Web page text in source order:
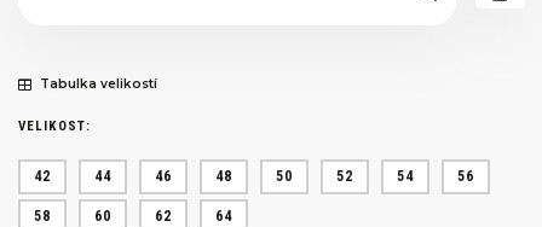
Tabulka velikostí
VELIKOST:
42 44 46 48 50 52 54 56
58 60 62 64